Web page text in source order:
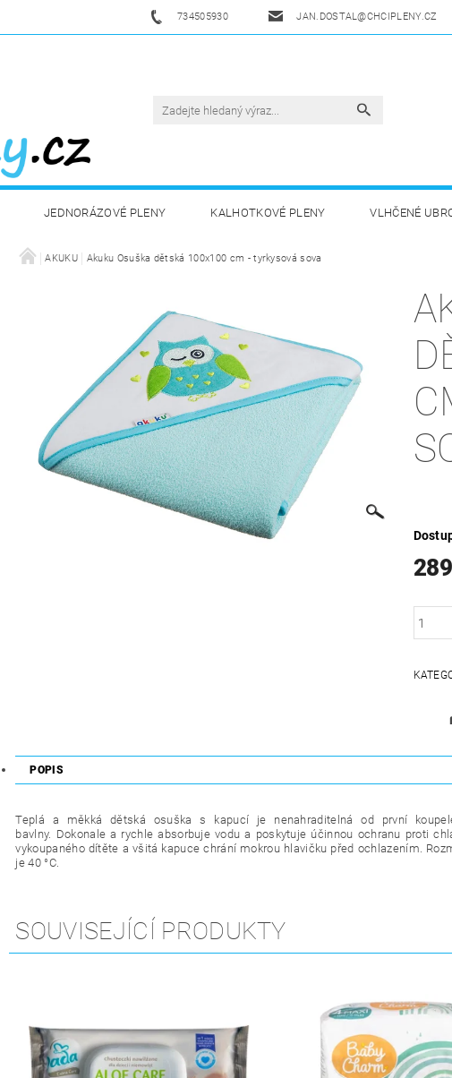
734505930 JAN.DOSTAL@CHCIPLENY.CZ
JEDNORÁZOVÉ PLENY KALHOTKOVÉ PLENY VLHČENÉ
DĚTSKÁ VÝŽIVA ZDRAVÁ A SPORTOVNÍ VÝŽIVA
KONTAKTY
AKUKU Akuku Osuška dětská 100x100 cm - tyrkysová sova
POPIS
Teplá a měkká dětská osuška s kapucí je nenahraditelná od první
bavlny. Dokonale a rychle absorbuje vodu a poskytuje účinnou ochranu proti
vykoupaného dítěte a všitá kapuce chrání mokrou hlavičku před ochlazením.
je 40 °C.
SOUVISEJÍCÍ PRODUKTY